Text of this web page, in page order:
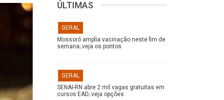
ÚLTIMAS
GERAL
Mossoró amplia vacinação neste fim de
semana; veja os pontos
GERAL
SENAI-RN abre 2 mil vagas gratuitas em
cursos EAD; veja opções